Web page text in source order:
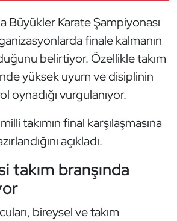
Büyükler Karate Şampiyonası
finale kalmanın
belirtiyor. Özellikle takım
yüksek uyum ve disiplinin
oynadığı vurgulanıyor.
takımın final karşılaşmasına
açıkladı.
takım branşında
bireysel ve takım